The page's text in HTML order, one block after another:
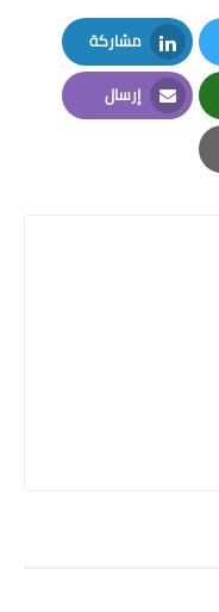
مشاركة
LinkedIn
إرسال
Email